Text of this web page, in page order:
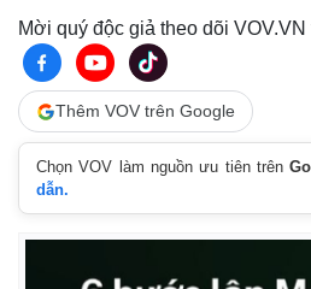
Mời quý độc giả theo dõi VOV.VN
Thêm VOV trên Google
Chọn VOV làm nguồn ưu tiên trên
dẫn.